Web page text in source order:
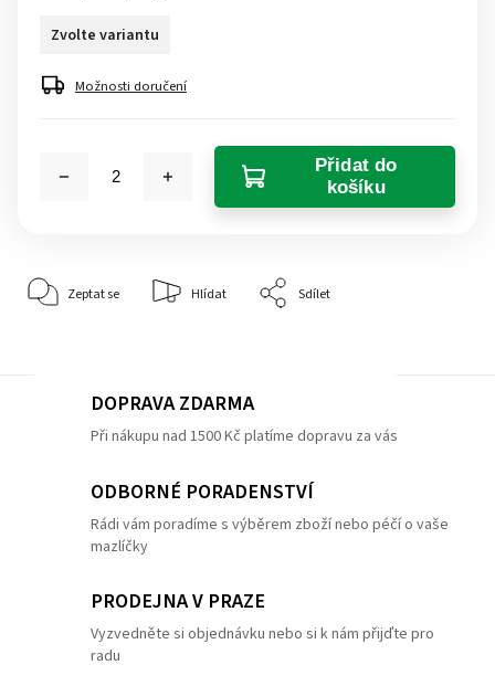
Zvolte variantu
Možnosti doručení
Přidat do
košíku
Zeptat se Hlídat Sdílet
DOPRAVA ZDARMA
Při nákupu nad 1500 Kč platíme dopravu za vás
ODBORNÉ PORADENSTVÍ
Rádi vám poradíme s výběrem zboží nebo péčí o vaše
mazlíčky
PRODEJNA V PRAZE
Vyzvedněte si objednávku nebo si k nám přijďte pro
radu